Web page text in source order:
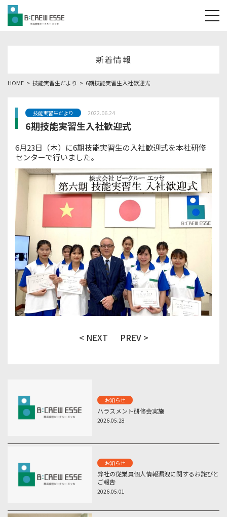
新着情報
HOME 技能実習生だより 6期技能実習生入社歓迎式
技能実習生だより 2022.06.24
6期技能実習生入社歓迎式
6月23日（木）に6期技能実習生の入社歓迎式を本社研修
センターで行いました。
< NEXT PREV >
お知らせ
ハラスメント研修会実施
2026.05.28
お知らせ
弊社の従業員個人情報漏洩に関するお詫びと
ご報告
2026.05.01